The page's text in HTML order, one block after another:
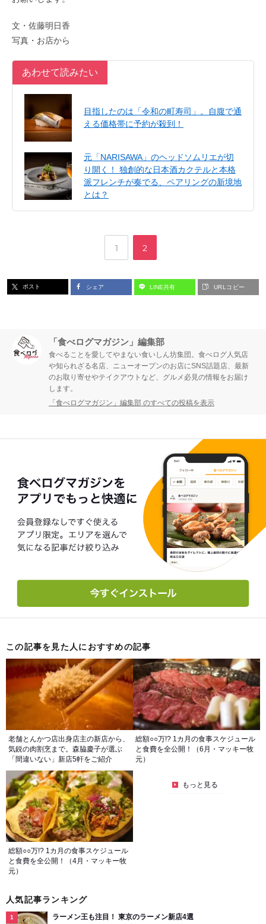
文・佐藤明日香
写真・お店から
あわせて読みたい
目指したのは「令和の町寿司」。自腹で通
える価格帯に予約が殺到！
元「NARISAWA」のヘッドソムリエが切
り開く！ 独創的な日本酒カクテルと本格
派フレンチが奏でる、ペアリングの新境地
とは？
ペ
ジ
1
,
ペ
ジ
2
ポスト シェア LINE共有 URLコピー
「食べログマガジン」編集部
食べることを愛してやまない食いしん坊集団。食べログ人気店
や知られざる名店、ニューオープンのお店にSNS話題店、最新
のお取り寄せやテイクアウトなど、グルメ必見の情報をお届け
します。
「食べログマガジン」編集部 のすべての投稿を表示
この記事を見た人におすすめの記事
老舗とんかつ店出身店主の新店から、
気鋭の肉割烹まで。森脇慶子が選ぶ
「間違いない」新店5軒をご紹介
総額○○万!? 1カ月の食事スケジュール
と食費を全公開！（6月・マッキー牧
元）
総額○○万!? 1カ月の食事スケジュール
と食費を全公開！（4月・マッキー牧
元）
もっと見る
人気記事ランキング
ラーメン王も注目！ 東京のラーメン新店4選